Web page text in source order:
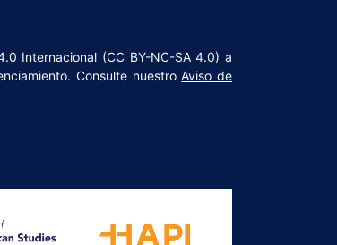
Internacional (CC BY-NC-SA 4.0) a
Consulte nuestroAviso de